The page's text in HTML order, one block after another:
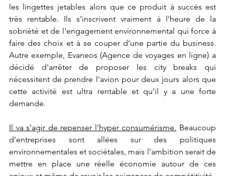
les lingettes jetables alors que ce produit à succès est
très rentable. Ils s’inscrivent vraiment à l'heure de la
sobriété et de l'engagement environnemental qui force à
faire des choix et à se couper d’une partie du business.
Autre exemple, Evaneos (Agence de voyages en ligne) a
décidé d'arrêter de proposer les city breaks qui
nécessitent de prendre l'avion pour deux jours alors que
cette activité est ultra rentable et qu’il y a une forte
demande.
Il va s’agir de repenser l’hyper consumérisme. Beaucoup
d’entreprises sont allées sur des politiques
environnementales et sociétales, mais l’ambition serait de
mettre en place une réelle économie autour de ces